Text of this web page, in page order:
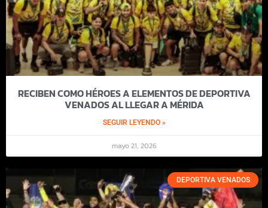
RECIBEN COMO HÉROES A ELEMENTOS DE DEPORTIVA
VENADOS AL LLEGAR A MÉRIDA
SEGUIR LEYENDO »
mayo 21, 2026
DEPORTIVA VENADOS